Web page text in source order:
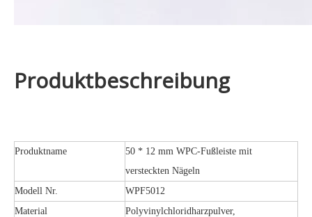
Produktbeschreibung
Produktname
50 * 12 mm WPC-Fußleiste mit
versteckten Nägeln
Modell Nr.
WPF5012
Material
Polyvinylchloridharzpulver,